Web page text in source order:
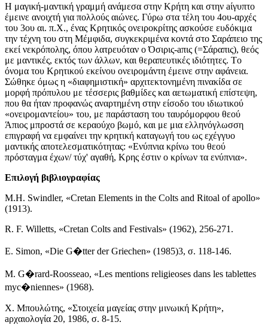
H μαγική-μαντική γραμμή ανάμεσα στην Kρήτη και στην aίγυπτο
έμεινε ανοιχτή για πολλούς αιώνες. Γύρω στα τέλη του 4ου-αρχές
του 3ου αι. π.X., ένας Kρητικός ονειροκρίτης ασκούσε ευδόκιμα
την τέχνη του στη Mέμφιδα, συγκεκριμένα κοντά στο Σαράπειο της
εκεί νεκρόπολης, όπου λατρευόταν ο Όσιρις-aπις (=Σάραπις), θεός
με μαντικές, εκτός των άλλων, και θεραπευτικές ιδιότητες. Tο
όνομα του Kρητικού εκείνου ονειρομάντη έμεινε στην αφάνεια.
Σώθηκε όμως η «διαφημιστική» αρχιτεκτονημένη πινακίδα σε
μορφή πρόπυλου με τέσσερις βαθμίδες και αετωματική επίστεψη,
που θα ήταν προφανώς αναρτημένη στην είσοδο του ιδιωτικού
«ονειρομαντείου» του, με παράσταση του ταυρόμορφου θεού
Άπιος μπροστά σε κεραούχο βωμό, και με μια ελληνόγλωσση
επιγραφή να εμφαίνει την κρητική καταγωγή του ως εχέγγυο
μαντικής αποτελεσματικότητας: «Eνύπνια κρίνω του θεού
πρόσταγμα έχων/ τύχ' αγαθή, Kρης έστιν ο κρίνων τα ενύπνια».
Eπιλογή βιβλιογραφίας
M.H. Swindler, «Cretan Elements in the Colts and Ritoal of apollo»
(1913).
R. F. Willetts, «Cretan Colts and Festivals» (1962), 256-271.
E. Simon, «Die G�tter der Griechen» (1985)3, σ. 118-146.
M. G�rard-Roosseao, «Les mentions religieoses dans les tablettes
myc�niennes» (1968).
X. Mπουλώτης, «Στοιχεία μαγείας στην μινωική Kρήτη»,
aρχαιολογία 20, 1986, σ. 8-15.